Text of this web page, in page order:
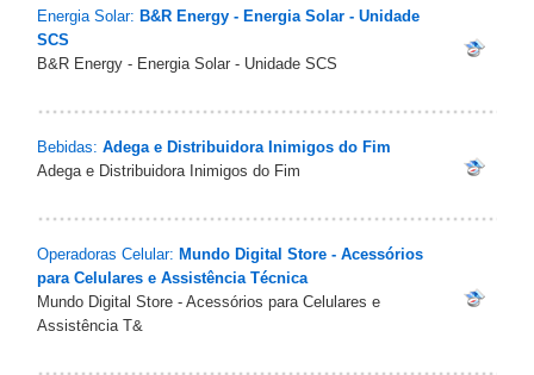
Energia Solar: B&R Energy - Energia Solar - Unidade
SCS
B&R Energy - Energia Solar - Unidade SCS
Bebidas: Adega e Distribuidora Inimigos do Fim
Adega e Distribuidora Inimigos do Fim
Operadoras Celular: Mundo Digital Store - Acessórios
para Celulares e Assistência Técnica
Mundo Digital Store - Acessórios para Celulares e
Assistência T&